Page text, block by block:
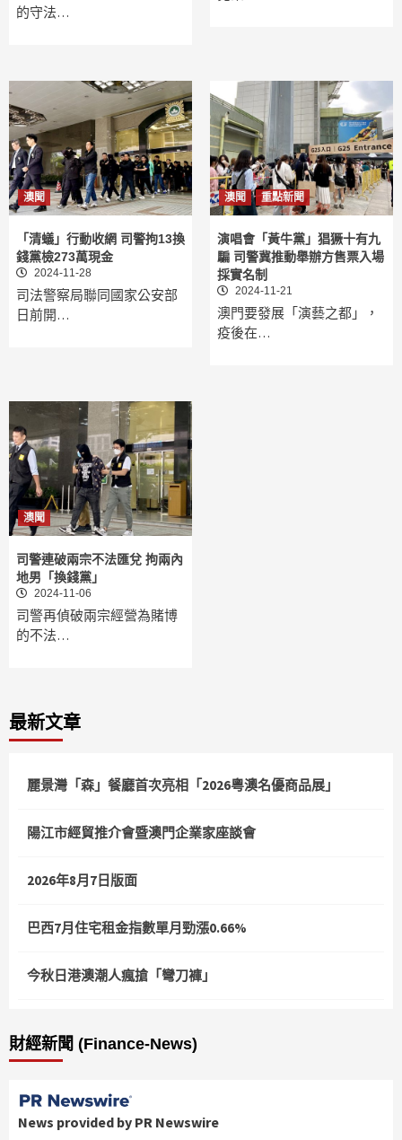
的守法…
澳聞
「清蟻」行動收網 司警拘13換
錢黨檢273萬現金
2024-11-28
司法警察局聯同國家公安部
日前開…
澳聞 重點新聞
演唱會「黃牛黨」猖獗十有九
騙 司警冀推動舉辦方售票入場
採實名制
2024-11-21
澳門要發展「演藝之都」，
疫後在…
澳聞
司警連破兩宗不法匯兌 拘兩內
地男「換錢黨」
2024-11-06
司警再偵破兩宗經營為賭博
的不法…
最新文章
麗景灣「森」餐廳首次亮相「2026粵澳名優商品展」
陽江市經貿推介會暨澳門企業家座談會
2026年8月7日版面
巴西7月住宅租金指數單月勁漲0.66%
今秋日港澳潮人瘋搶「彎刀褲」
財經新聞 (Finance-News)
News provided by PR Newswire